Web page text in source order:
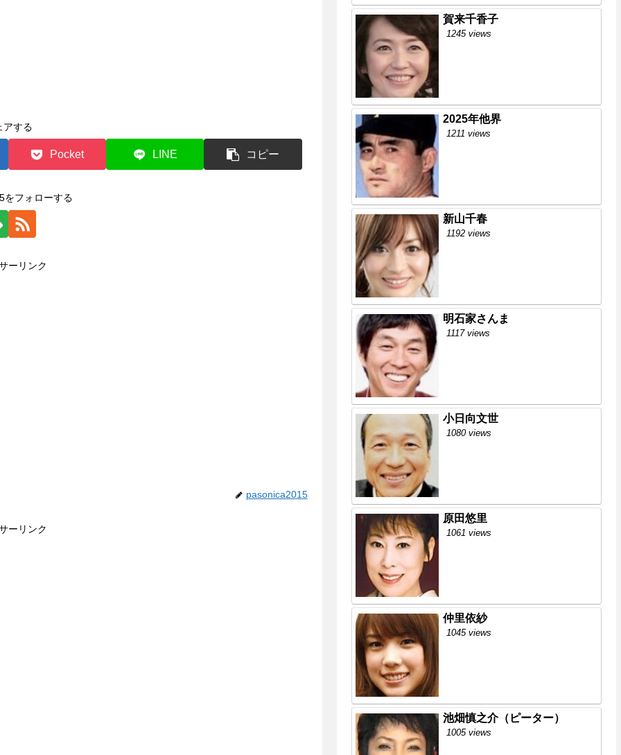
アする
Pocket LINE コピー
をフォローする
ーリンク
pasonica2015
ーリンク
賀来千香子
1245 views
2025年他界
1211 views
新山千春
1192 views
明石家さんま
1117 views
小日向文世
1080 views
原田悠里
1061 views
仲里依紗
1045 views
池畑慎之介（ピーター）
1005 views